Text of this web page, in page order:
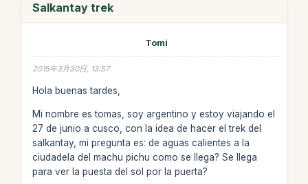
Salkantay trek
Tomi
2015年3月30日, 13:57
Hola buenas tardes,
Mi nombre es tomas, soy argentino y estoy viajando el
27 de junio a cusco, con la idea de hacer el trek del
salkantay, mi pregunta es: de aguas calientes a la
ciudadela del machu pichu como se llega? Se llega
para ver la puesta del sol por la puerta?